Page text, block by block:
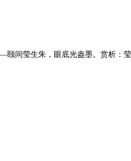
颐间莹生朱，眼底光盎墨。赏析：